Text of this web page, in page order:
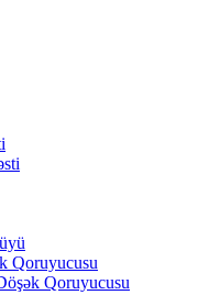
Qoruyucusu
Qoruyucusu